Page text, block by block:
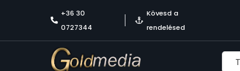
+36 30
0727344
Kövesd a
rendelésed